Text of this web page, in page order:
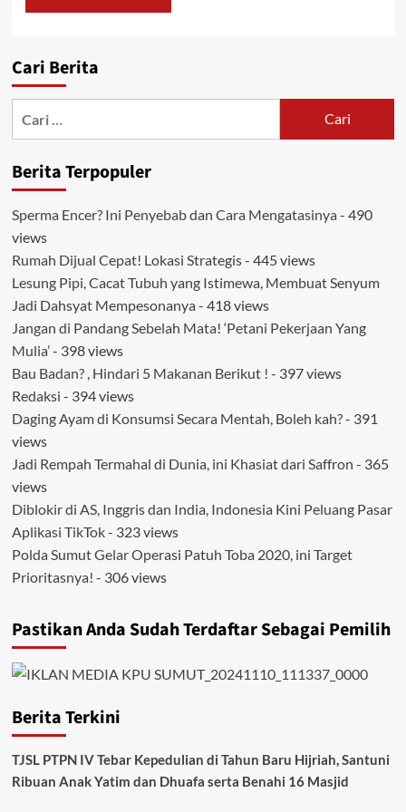
Cari Berita
Berita Terpopuler
Sperma Encer? Ini Penyebab dan Cara Mengatasinya - 490
views
Rumah Dijual Cepat! Lokasi Strategis- 445 views
Lesung Pipi, Cacat Tubuh yang Istimewa, Membuat Senyum
Jadi Dahsyat Mempesonanya - 418 views
Jangan di Pandang Sebelah Mata! ‘Petani Pekerjaan Yang
Mulia’- 398 views
Bau Badan? , Hindari 5 Makanan Berikut ! - 397 views
Redaksi - 394 views
Daging Ayam di Konsumsi Secara Mentah, Boleh kah?- 391
views
Jadi Rempah Termahal di Dunia, ini Khasiat dari Saffron - 365
views
Diblokir di AS, Inggris dan India, Indonesia Kini Peluang Pasar
Aplikasi TikTok- 323 views
Polda Sumut Gelar Operasi Patuh Toba 2020, ini Target
Prioritasnya! - 306 views
Pastikan Anda Sudah Terdaftar Sebagai Pemilih
Berita Terkini
TJSL PTPN IV Tebar Kepedulian di Tahun Baru Hijriah, Santuni
Ribuan Anak Yatim dan Dhuafa serta Benahi 16 Masjid